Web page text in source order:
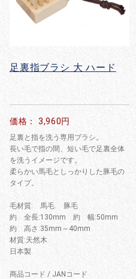
足裏指ブラシ 大 ハード
価格： 3,960円
足裏と指を洗う専用ブラシ。
長い毛で指の間、短い毛で足裏全体
を洗うイメージです。
柔らかい馬毛としっかりした豚毛の
タイプ。
毛材質: 馬毛. 豚毛
約 全長:130mm 約 幅:50mm
約 高さ:35mm～40mm
材質:天然木
日本製
商品コード / JANコード